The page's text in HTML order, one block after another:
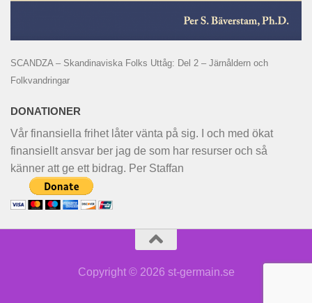
SCANDZA – Skandinaviska Folks Uttåg: Del 2 – Järnåldern och
Folkvandringar
DONATIONER
Vår finansiella frihet låter vänta på sig. I och med ökat
finansiellt ansvar ber jag de som har resurser och så
känner att ge ett bidrag. Per Staffan
Copyright © 2026 st-germain.se